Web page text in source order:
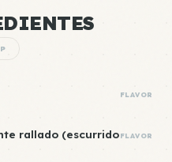
FLAVOR
rallado (escurridoFLAVOR